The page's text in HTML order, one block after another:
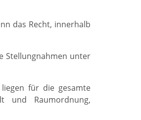
das Recht, innerhalb
Stellungnahmen unter
für die gesamte
und Raumordnung,